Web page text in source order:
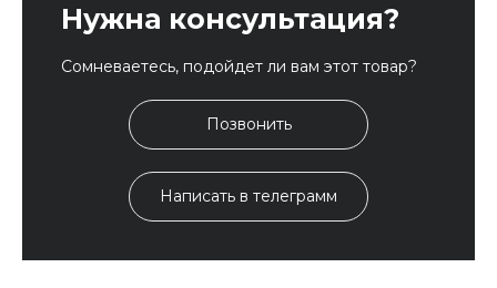
Нужна консультация?
Сомневаетесь, подойдет ли вам этот товар?
Позвонить
Написать в телеграмм